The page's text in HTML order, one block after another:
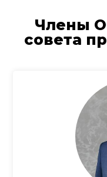
Члены
совета